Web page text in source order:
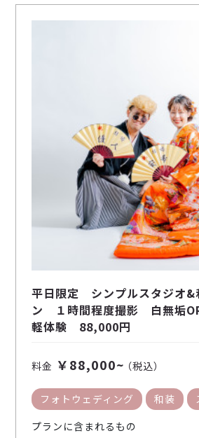
平日限定 シンプルスタジオ&
ン １時間程度撮影 白無垢
軽体験 88,000円
料金 ￥88,000~（税込）
フォトウェディング 和装
プランに含まれるもの